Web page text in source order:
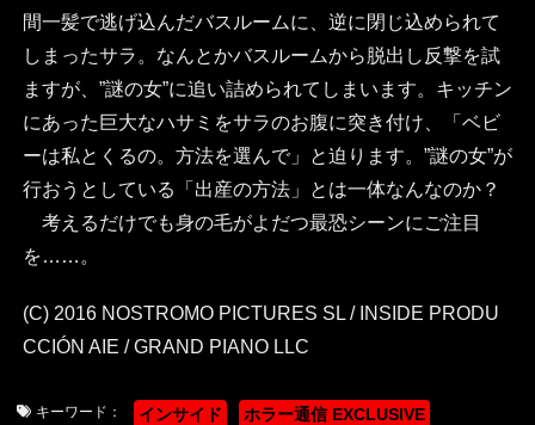
間一髪で逃げ込んだバスルームに、逆に閉じ込められて
しまったサラ。なんとかバスルームから脱出し反撃を試
ますが、”謎の女”に追い詰められてしまいます。キッチン
にあった巨大なハサミをサラのお腹に突き付け、「ベビ
ーは私とくるの。方法を選んで」と迫ります。”謎の女”が
行おうとしている「出産の方法」とは一体なんなのか？
考えるだけでも身の毛がよだつ最恐シーンにご注目
を……。
(C) 2016 NOSTROMO PICTURES SL / INSIDE PRODU
CCIÓN AIE / GRAND PIANO LLC
キーワード： インサイド
ホラー通信 EXCLUSIVE